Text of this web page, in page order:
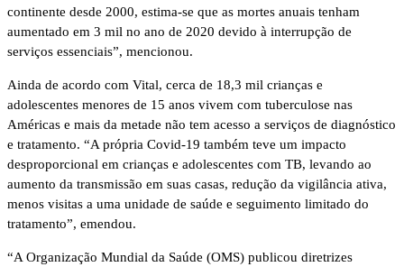
continente desde 2000, estima-se que as mortes anuais tenham
aumentado em 3 mil no ano de 2020 devido à interrupção de
serviços essenciais”, mencionou.
Ainda de acordo com Vital, cerca de 18,3 mil crianças e
adolescentes menores de 15 anos vivem com tuberculose nas
Américas e mais da metade não tem acesso a serviços de diagnóstico
e tratamento. “A própria Covid-19 também teve um impacto
desproporcional em crianças e adolescentes com TB, levando ao
aumento da transmissão em suas casas, redução da vigilância ativa,
menos visitas a uma unidade de saúde e seguimento limitado do
tratamento”, emendou.
“A Organização Mundial da Saúde (OMS) publicou diretrizes